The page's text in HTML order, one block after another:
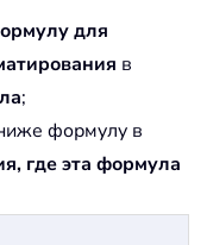
для
в
;
формулу в
где эта формула